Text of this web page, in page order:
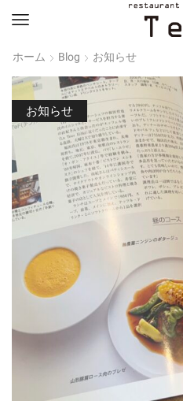
ホーム Blog お知らせ
お知らせ